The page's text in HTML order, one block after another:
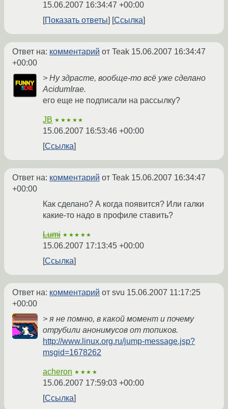
15.06.2007 16:34:47 +00:00
Показать ответы
Ссылка
Ответ на: комментарий от Teak 15.06.2007 16:34:47
+00:00
> Ну здрасте, вообще-то всё уже сделано
AcidumIrae.
его еще не подписали на рассылку?
JB ★★★★★
15.06.2007 16:53:46 +00:00
Ссылка
Ответ на: комментарий от Teak 15.06.2007 16:34:47
+00:00
Как сделано? А когда появится? Или галки
какие-то надо в профиле ставить?
Lumi ★★★★★
15.06.2007 17:13:45 +00:00
Ссылка
Ответ на: комментарий от svu 15.06.2007 11:17:25
+00:00
> я не помню, в какой момент и почему
отрубили анонимусов от топиков.
http://www.linux.org.ru/jump-message.jsp?
msgid=1678262
acheron ★★★★
15.06.2007 17:59:03 +00:00
Ссылка